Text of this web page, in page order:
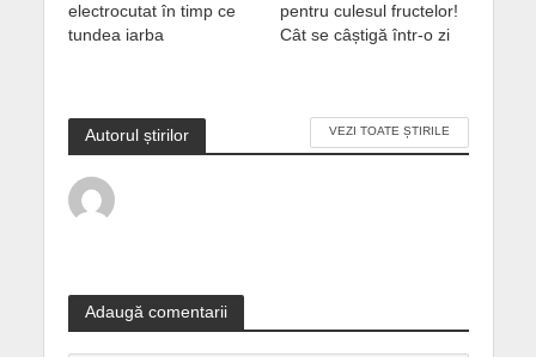
electrocutat în timp ce
tundea iarba
pentru culesul fructelor!
Cât se câștigă într-o zi
Autorul știrilor VEZI TOATE ȘTIRILE
Adaugă comentarii